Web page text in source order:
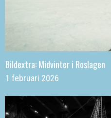
Bildextra: Midvinter i Roslagen
1 februari 2026